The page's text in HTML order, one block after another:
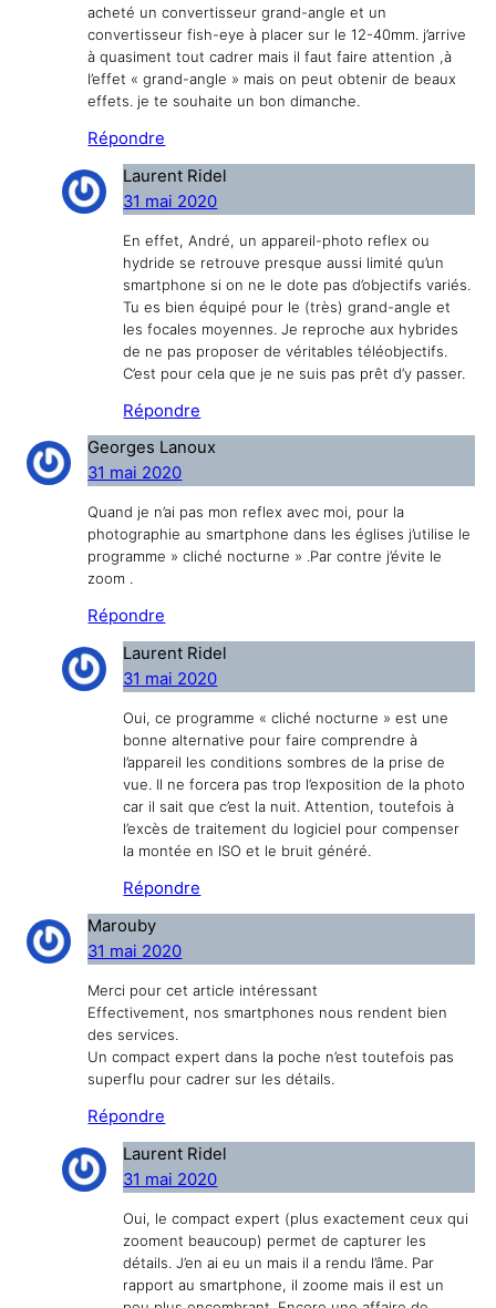
acheté un convertisseur grand-angle et un
convertisseur fish-eye à placer sur le 12-40mm. j’arrive
à quasiment tout cadrer mais il faut faire attention ,à
l’effet « grand-angle » mais on peut obtenir de beaux
effets. je te souhaite un bon dimanche.
Répondre
Laurent Ridel
31 mai 2020
En effet, André, un appareil-photo reflex ou
hydride se retrouve presque aussi limité qu’un
smartphone si on ne le dote pas d’objectifs variés.
Tu es bien équipé pour le (très) grand-angle et
les focales moyennes. Je reproche aux hybrides
de ne pas proposer de véritables téléobjectifs.
C’est pour cela que je ne suis pas prêt d’y passer.
Répondre
Georges Lanoux
31 mai 2020
Quand je n’ai pas mon reflex avec moi, pour la
photographie au smartphone dans les églises j’utilise le
programme » cliché nocturne » .Par contre j’évite le
zoom .
Répondre
Laurent Ridel
31 mai 2020
Oui, ce programme « cliché nocturne » est une
bonne alternative pour faire comprendre à
l’appareil les conditions sombres de la prise de
vue. Il ne forcera pas trop l’exposition de la photo
car il sait que c’est la nuit. Attention, toutefois à
l’excès de traitement du logiciel pour compenser
la montée en ISO et le bruit généré.
Répondre
Marouby
31 mai 2020
Merci pour cet article intéressant
Effectivement, nos smartphones nous rendent bien
des services.
Un compact expert dans la poche n’est toutefois pas
superflu pour cadrer sur les détails.
Répondre
Laurent Ridel
31 mai 2020
Oui, le compact expert (plus exactement ceux qui
zooment beaucoup) permet de capturer les
détails. J’en ai eu un mais il a rendu l’âme. Par
rapport au smartphone, il zoome mais il est un